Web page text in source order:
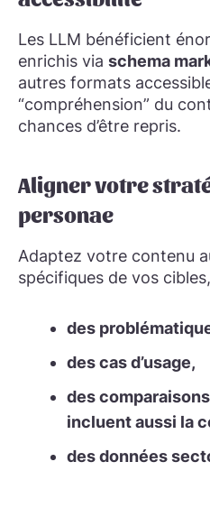
Les LLM bénéficient
enrichis via schema
autres formats
“compréhension” du
chances d’être repris.
Aligner votre
personae
Adaptez votre contenu
spécifiques de vos
des
des cas d’usage,
des
incluent aussi la
des données